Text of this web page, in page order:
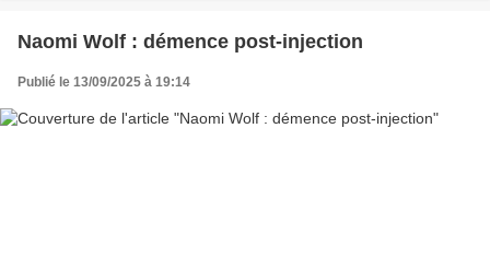
Naomi Wolf : démence post-injection
Publié le 13/09/2025 à 19:14